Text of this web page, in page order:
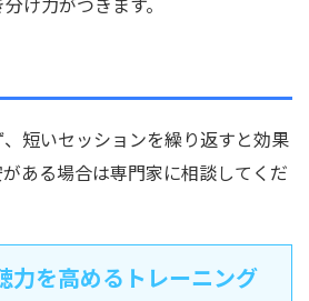
短いセッションを繰り返すと効果
ある場合は専門家に相談してくだ
力を高めるトレーニング